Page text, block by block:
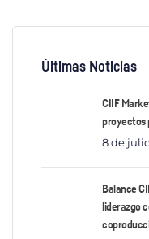
Últimas Noticias
CIIF
proyectos
8 de
Balance
liderazgo